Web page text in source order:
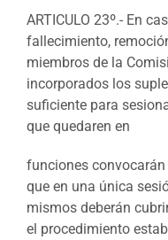
ARTICULO 23º.- En
fallecimiento,
miembros de la
incorporados los
suficiente para
que quedaren en
funciones
que en una única
mismos deberán
el procedimiento